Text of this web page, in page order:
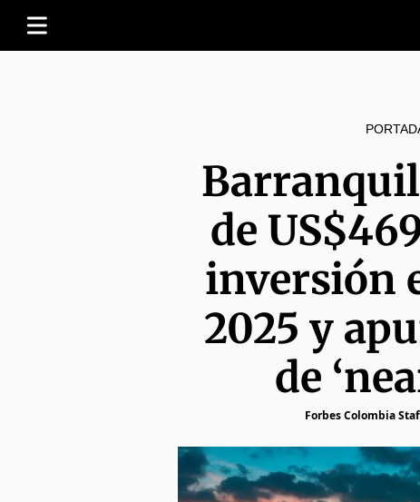
de
inversión
2025 y
de
Forbes Colombia